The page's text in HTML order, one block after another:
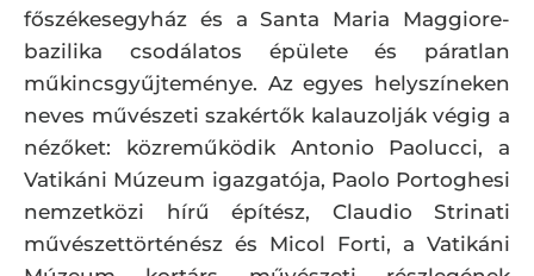
főszékesegyház és a Santa Maria Maggiore-
bazilika csodálatos épülete és páratlan
műkincsgyűjteménye. Az egyes helyszíneken
neves művészeti szakértők kalauzolják végig a
nézőket: közreműködik Antonio Paolucci, a
Vatikáni Múzeum igazgatója, Paolo Portoghesi
nemzetközi hírű építész, Claudio Strinati
művészettörténész és Micol Forti, a Vatikáni